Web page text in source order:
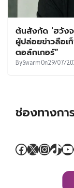
ต้นสังกัด ‘ฮวัง
ผู้ปล่อยข่าวลือเ
ตอล์กเกอร์”
BySwarmOn29/07/
ช่องทางกา
Facebook
X